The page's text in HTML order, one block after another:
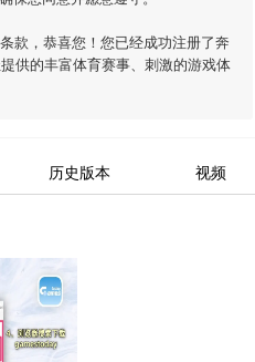
款，恭喜您！您已经成功注册了奔
提供的丰富体育赛事、刺激的游戏体
历史版本 视频